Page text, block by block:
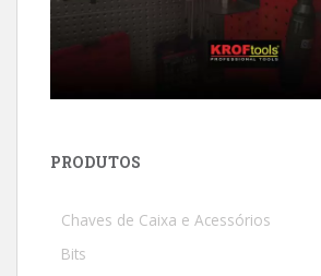
PRODUTOS
Chaves de Caixa e Acessórios
Bits